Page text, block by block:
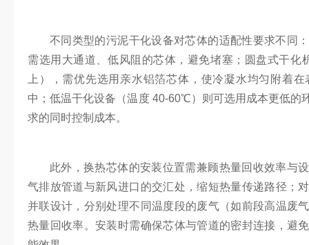
不同类型的污泥干化设备对芯体的适配性要求不同
需选用大通道、低风阻的芯体，避免堵塞；圆盘式干化
上），需优先选用亲水铝箔芯体，使冷凝水均匀附着
中；低温干化设备（温度 40-60℃）则可选用成本更低的
求的同时控制成本。
此外，换热芯体的安装位置需兼顾热量回收效率与
气排放管道与新风进口的交汇处，缩短热量传递路径；
并联设计，分别处理不同温度段的废气（如前段高温废
热量回收率。安装时需确保芯体与管道的密封连接，避